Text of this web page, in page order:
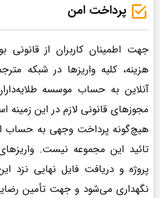
پرداخت امن
جهت اطمینان کاربران از قانونی
هزینه، کلیه واریزها در شبکه
آنلاین به حساب موسسه
مجوزهای قانونی لازم در این زمینه
هیچ‌گونه پرداخت وجهی به حساب
تائید این مجموعه نیست.
پروژه و دریافت فایل نهایی نزد
نگهداری می‌شود و جهت تأمین